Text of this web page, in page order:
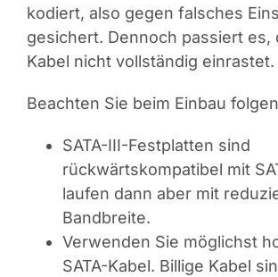
kodiert, also gegen falsches
gesichert. Dennoch passiert es,
Kabel nicht vollständig einrastet.
Beachten Sie beim Einbau
SATA-III-Festplatten sind
rückwärtskompatibel mit
laufen dann aber mit
Bandbreite.
Verwenden Sie möglichst
SATA-Kabel. Billige Kabel